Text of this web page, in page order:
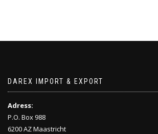
DAREX IMPORT & EXPORT
Adress:
P.O. Box 988
6200 AZ Maastricht